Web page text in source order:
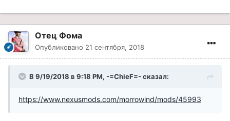
Отец Фома
Опубликовано 21 сентября, 2018
В 9/19/2018 в 9:18 PM, -=ChieF=- сказал:
https://www.nexusmods.com/morrowind/mods/45993